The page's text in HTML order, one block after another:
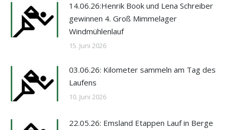
14.06.26:Henrik Book und Lena Schreiber
gewinnen 4. Groß Mimmelager
Windmühlenlauf
15. Juni 2026
03.06.26: Kilometer sammeln am Tag des
Laufens
10. Juni 2026
22.05.26: Emsland Etappen Lauf in Berge